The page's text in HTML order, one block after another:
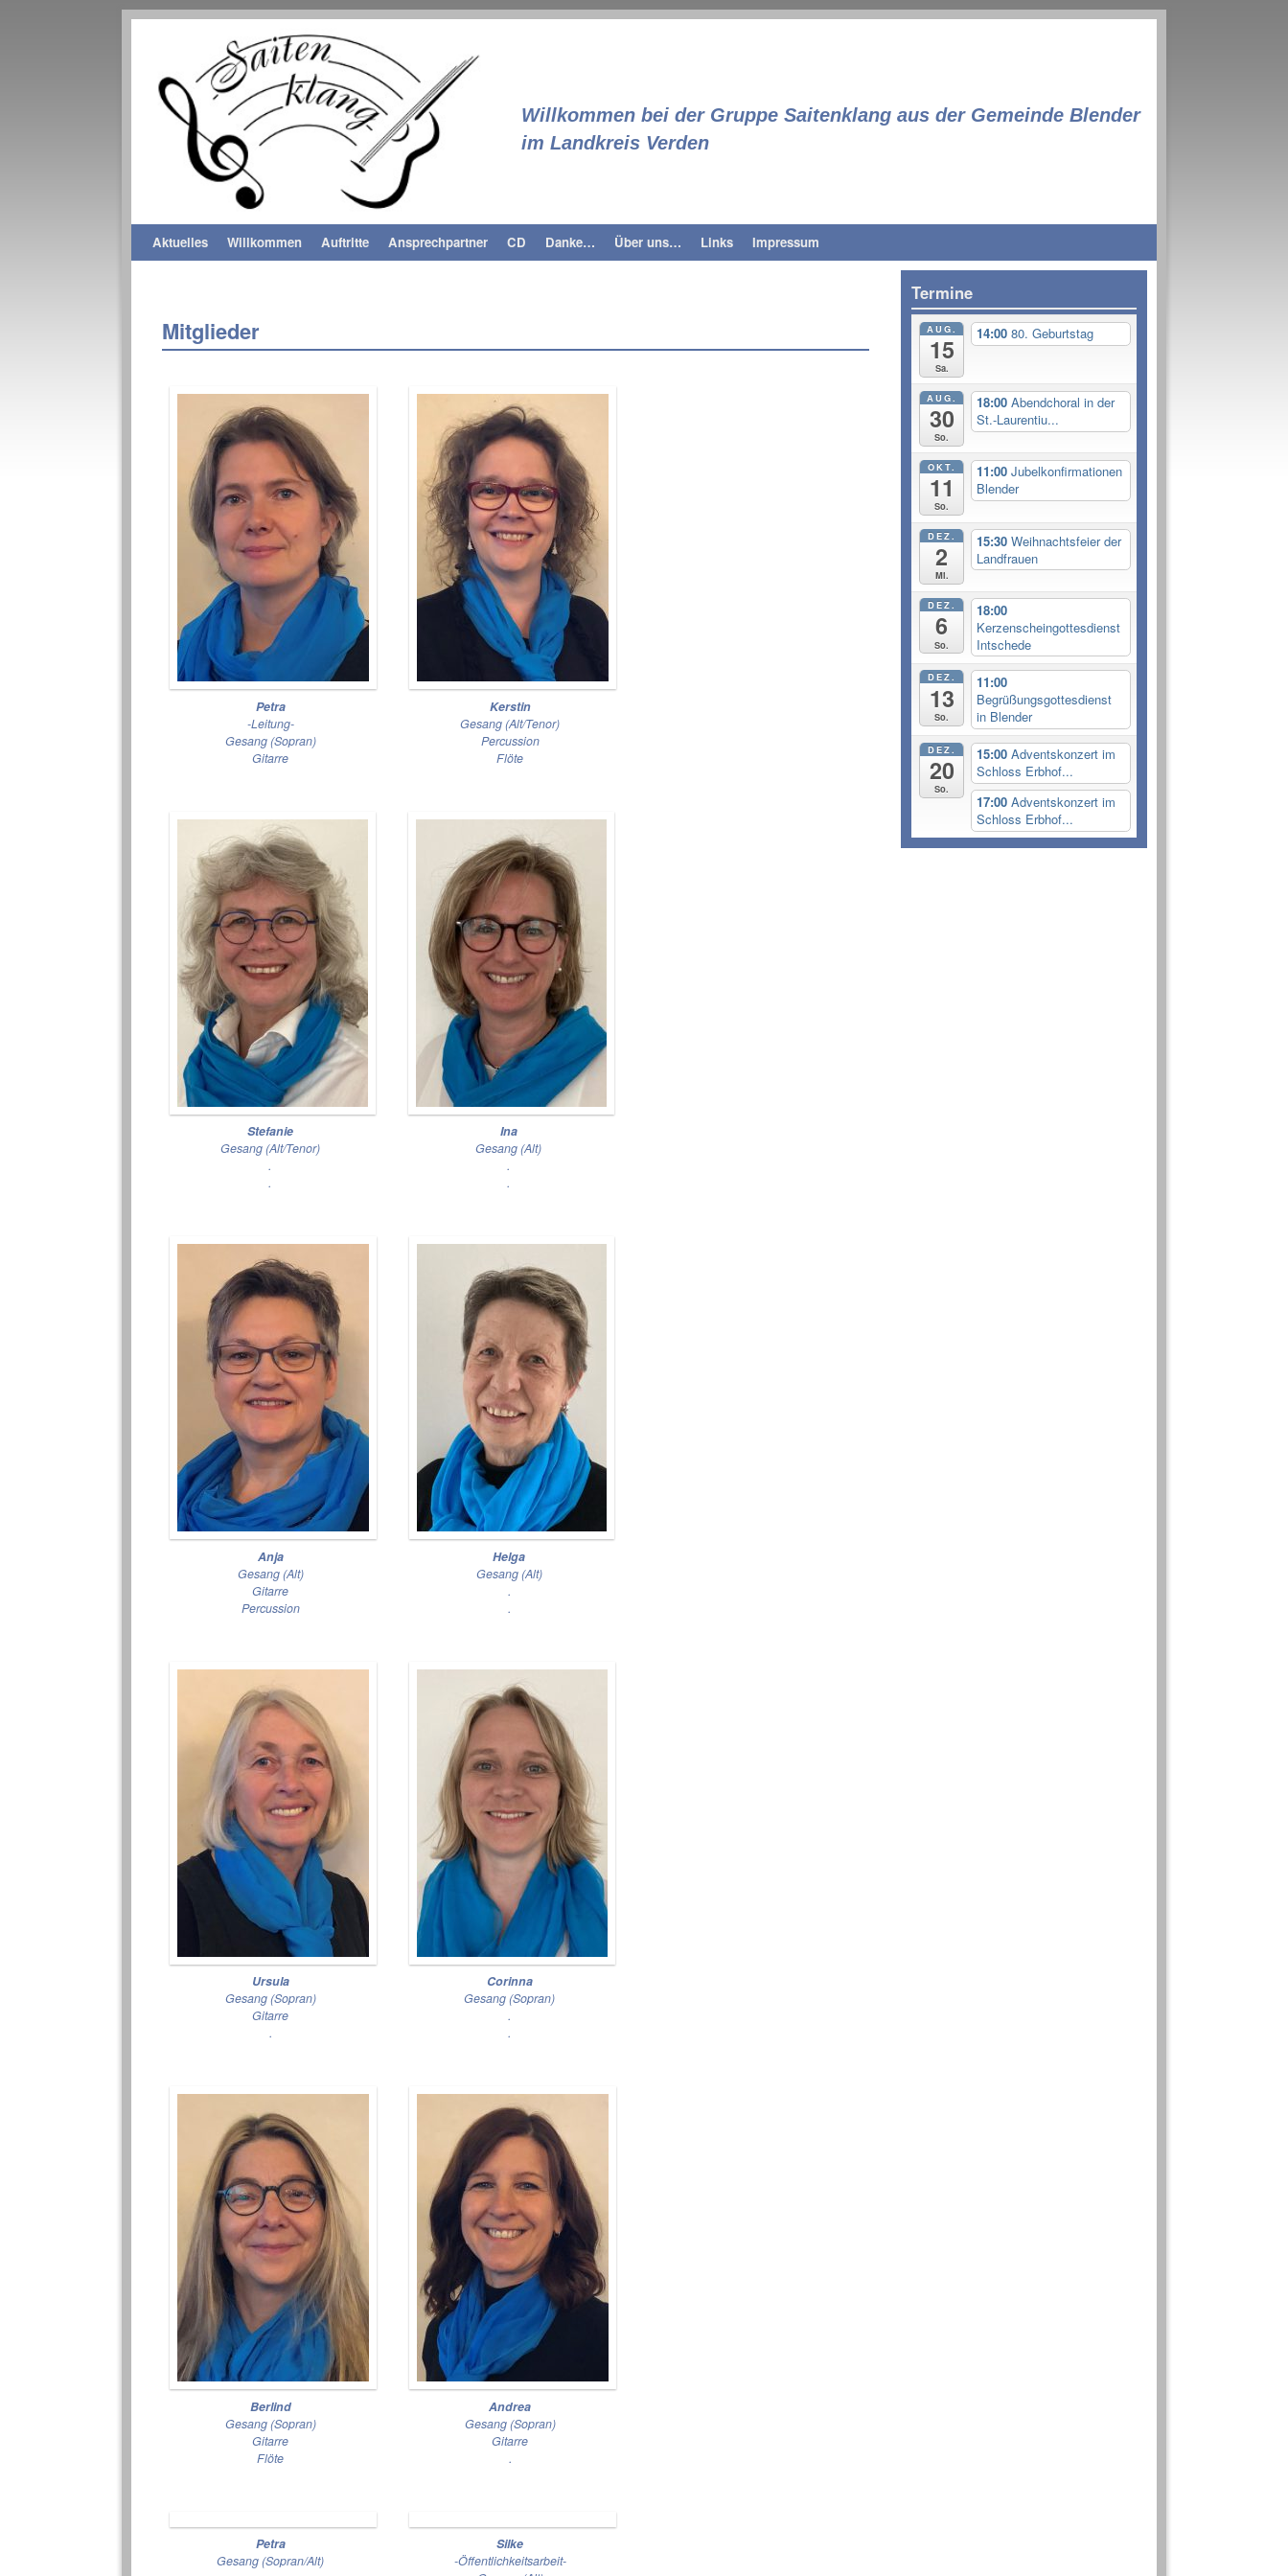
Willkommen bei der Gruppe Saitenklang aus der Gemeinde Blender
im Landkreis Verden
Zum Inhalt wechseln
Zum sekundären Inhalt wechseln
Aktuelles Willkommen Auftritte Ansprechpartner CD Danke… Über uns… Links Impressum
Mitglieder
Petra
-Leitung-
Gesang (Sopran)
Gitarre
Kerstin
Gesang (Alt/Tenor)
Percussion
Flöte
Stefanie
Gesang (Alt/Tenor)
.
.
Ina
Gesang (Alt)
.
.
Anja
Gesang (Alt)
Gitarre
Percussion
Helga
Gesang (Alt)
.
.
Ursula
Gesang (Sopran)
Gitarre
.
Corinna
Gesang (Sopran)
.
.
Berlind
Gesang (Sopran)
Gitarre
Flöte
Andrea
Gesang (Sopran)
Gitarre
.
Petra
Gesang (Sopran/Alt)
Silke
-Öffentlichkeitsarbeit-
Termine
AUG.
15
Sa.
14:0080. Geburtstag
AUG.
30
So.
18:00Abendchoral in der
St.-Laurentiu...
OKT.
11
So.
11:00Jubelkonfirmationen
Blender
DEZ.
2
Mi.
15:30Weihnachtsfeier der
Landfrauen
DEZ.
6
So.
18:00
Kerzenscheingottesdienst
Intschede
DEZ.
13
So.
11:00
Begrüßungsgottesdienst
in Blender
DEZ.
20
So.
15:00Adventskonzert im
Schloss Erbhof...
17:00Adventskonzert im
Schloss Erbhof...